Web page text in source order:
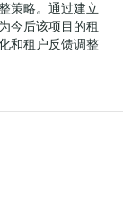
策略。通过建立
今后该项目的租
和租户反馈调整